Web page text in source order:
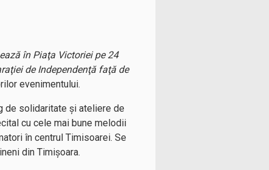
în Piaţa Victoriei pe 24
de Independenţă faţă de
evenimentului.
de solidaritate şi ateliere de
cu cele mai bune melodii
în centrul Timisoarei. Se
din Timişoara.